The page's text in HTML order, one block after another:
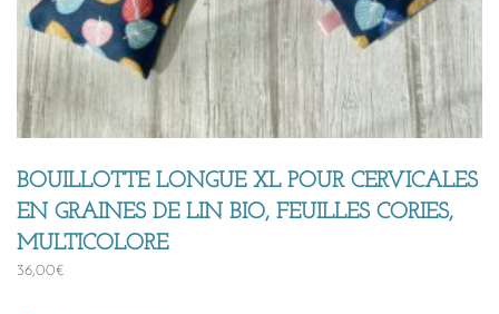
BOUILLOTTE LONGUE XL POUR CERVICALES
EN GRAINES DE LIN BIO, FEUILLES CORIES,
MULTICOLORE
36,00€